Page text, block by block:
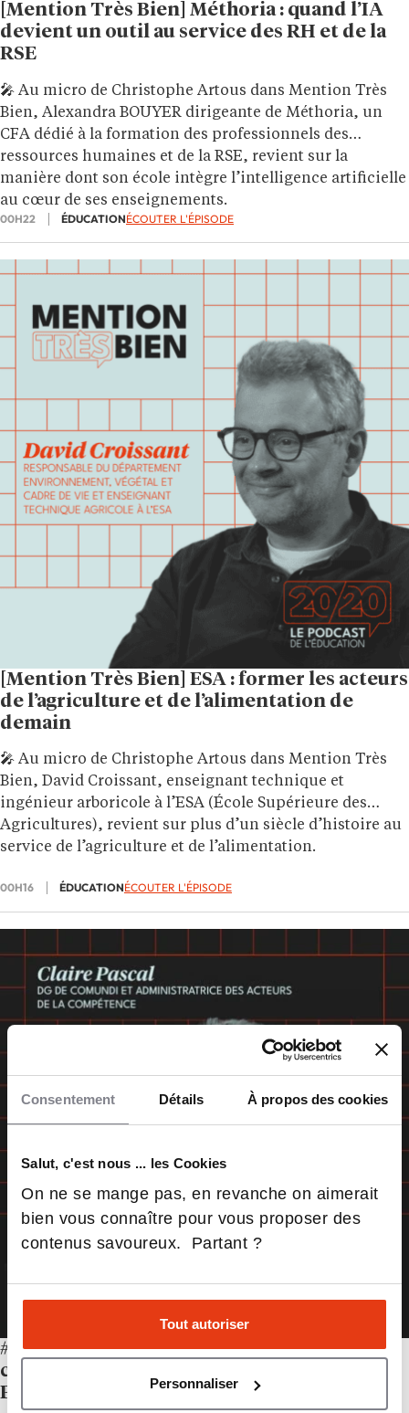
Consentement Détails À propos des cookies
Salut, c'est nous ... les Cookies
On ne se mange pas, en revanche on aimerait
bien vous connaître pour vous proposer des
contenus savoureux. Partant ?
Tout autoriser
Personnaliser
[Mention Très Bien] Méthoria : quand l’IA
devient un outil au service des RH et de la
RSE
🎤 Au micro de Christophe Artous dans Mention Très
Bien, Alexandra BOUYER dirigeante de Méthoria, un
CFA dédié à la formation des professionnels des
ressources humaines et de la RSE, revient sur la
manière dont son école intègre l’intelligence artificielle
au cœur de ses enseignements.
00H22 ÉDUCATIONÉCOUTER L'ÉPISODE
[Mention Très Bien] ESA : former les acteurs
de l’agriculture et de l’alimentation de
demain
🎤 Au micro de Christophe Artous dans Mention Très
Bien, David Croissant, enseignant technique et
ingénieur arboricole à l’ESA (École Supérieure des
Agricultures), revient sur plus d’un siècle d’histoire au
service de l’agriculture et de l’alimentation.
00H16 ÉDUCATIONÉCOUTER L'ÉPISODE
#57 – Apprendre à apprendre est la
compétence qui fera la différence, Claire
Pascal